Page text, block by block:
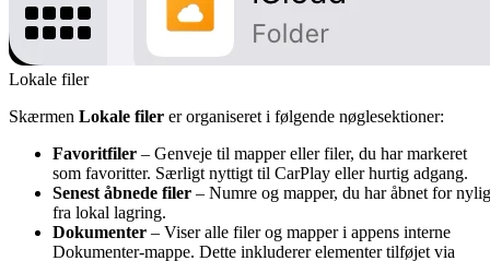
Lokale filer
Skærmen Lokale filer er organiseret i følgende nøglesektioner:
Favoritfiler – Genveje til mapper eller filer, du har markeret
som favoritter. Særligt nyttigt til CarPlay eller hurtig adgang.
Senest åbnede filer – Numre og mapper, du har åbnet for nylig
fra lokal lagring.
Dokumenter – Viser alle filer og mapper i appens interne
Dokumenter-mappe. Dette inkluderer elementer tilføjet via